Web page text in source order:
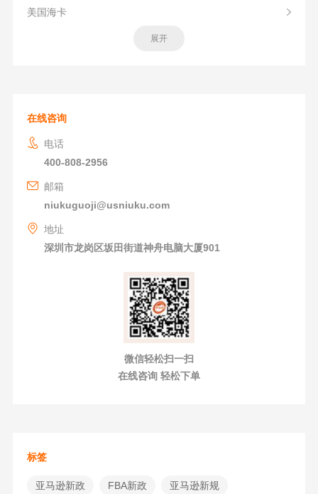
美国海卡
展开
在线咨询
电话
400-808-2956
邮箱
niukuguoji@usniuku.com
地址
深圳市龙岗区坂田街道神舟电脑大厦901
微信轻松扫一扫
在线咨询 轻松下单
标签
亚马逊新政 FBA新政 亚马逊新规